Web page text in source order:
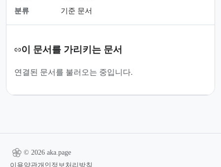
분류
기준 문서
이 문서를 가리키는 문서
연결된 문서를 불러오는 중입니다.
© 2026 aka.page
이용약관개인정보처리방침